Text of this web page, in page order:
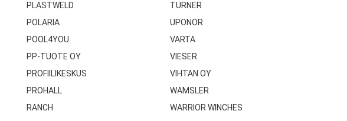
PLASTWELD
POLARIA
POOL4YOU
PP-TUOTE OY
PROFIILIKESKUS
PROHALL
RANCH
TURNER
UPONOR
VARTA
VIESER
VIHTAN OY
WAMSLER
WARRIOR WINCHES